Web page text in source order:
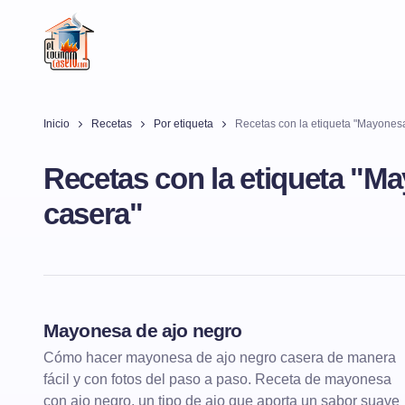
Inicio Recetas Por etiqueta Recetas con la etiqueta
Recetas con la etiqueta
casera"
Mayonesa de ajo negro
Cómo hacer mayonesa de ajo negro casera de manera
fácil y con fotos del paso a paso. Receta de mayonesa
con ajo negro, un tipo de ajo que aporta un sabor suave